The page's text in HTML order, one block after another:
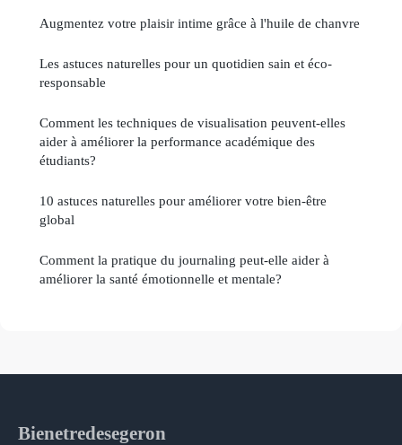
Augmentez votre plaisir intime grâce à l'huile de chanvre
Les astuces naturelles pour un quotidien sain et éco-
responsable
Comment les techniques de visualisation peuvent-elles
aider à améliorer la performance académique des
étudiants?
10 astuces naturelles pour améliorer votre bien-être
global
Comment la pratique du journaling peut-elle aider à
améliorer la santé émotionnelle et mentale?
Bienetredesegeron